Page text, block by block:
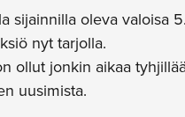
sijainnilla oleva valoisa 5.
nyt tarjolla.
ollut jonkin aikaa
uusimista.